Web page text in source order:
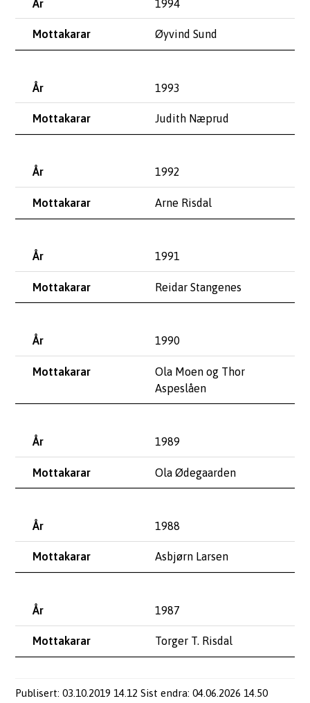
1994
Øyvind Sund
1993
Judith Næprud
1992
Arne Risdal
1991
Reidar Stangenes
1990
Ola Moen og Thor
Aspeslåen
1989
Ola Ødegaarden
1988
Asbjørn Larsen
1987
Torger T. Risdal
Publisert 03.10.2019 14.12 Sist endra 04.06.2026 14.50